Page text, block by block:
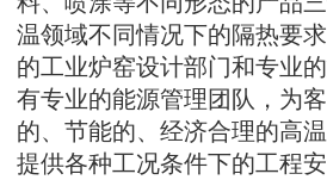
温领域不同情况下的隔热要
的工业炉窑设计部门和专业
有专业的能源管理团队，为
的、节能的、经济合理的高
提供各种工况条件下的工程安